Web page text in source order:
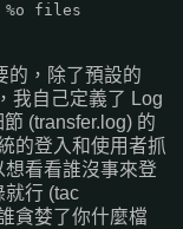
%o files
的，除了預設的
我自己定義了 Log
(transfer.log) 的
的登入和使用者抓
看看誰沒事來登
就行 (tac
貪婪了你什麼檔